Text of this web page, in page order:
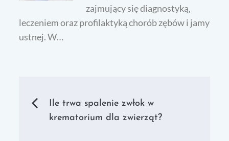
zajmujący się diagnostyką,
leczeniem oraz profilaktyką chorób zębów i jamy
ustnej. W…
Nawigacja
Ile trwa spalenie zwłok w
krematorium dla zwierząt?